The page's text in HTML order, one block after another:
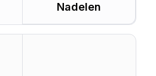
Nadelen